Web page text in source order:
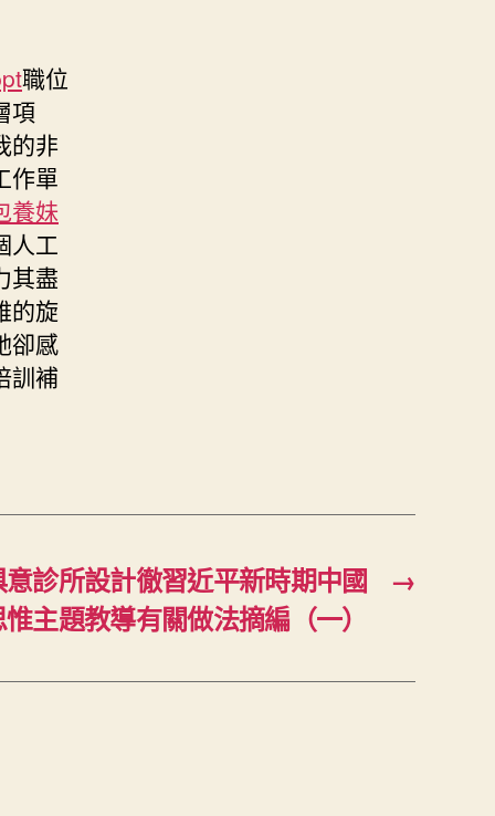
職位
項
的非
作單
養妹
人工
其盡
的旋
卻感
訓補
→
診所設計徹習近平新時期中國
主題教導有關做法摘編（一）